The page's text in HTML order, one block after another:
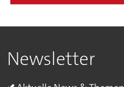
Newsletter